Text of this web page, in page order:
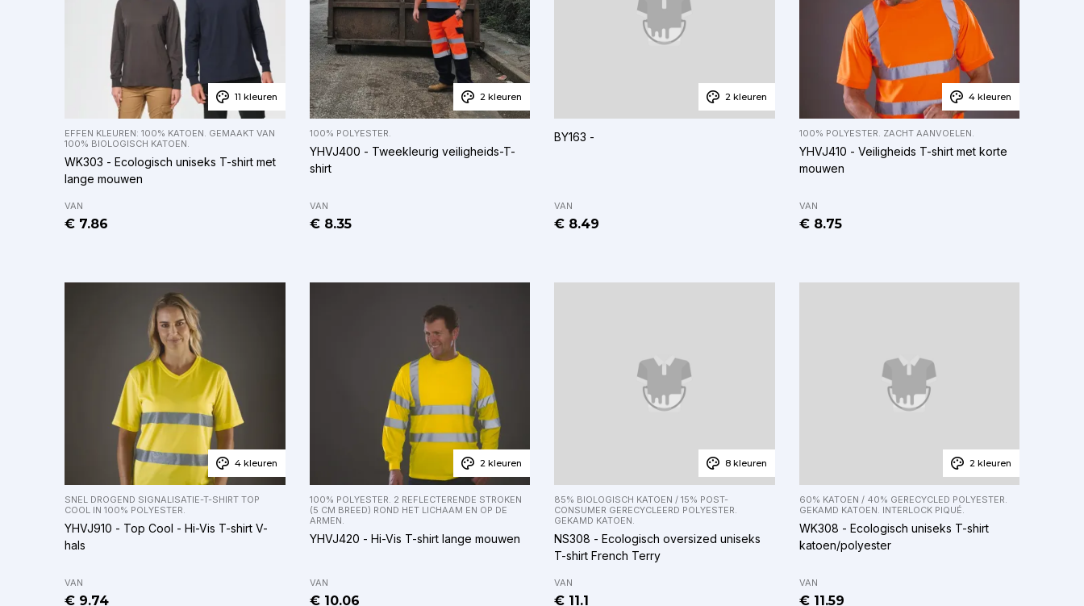
11 kleuren
EFFEN KLEUREN: 100% KATOEN. GEMAAKT VAN
100% BIOLOGISCH KATOEN.
WK303 - Ecologisch uniseks T-shirt met
lange mouwen
VAN
€ 7.86
2 kleuren
100% POLYESTER.
YHVJ400 - Tweekleurig veiligheids-T-
shirt
VAN
€ 8.35
2 kleuren
BY163 -
VAN
€ 8.49
4 kleuren
100% POLYESTER. ZACHT AANVOELEN.
YHVJ410 - Veiligheids T-shirt met korte
mouwen
VAN
€ 8.75
4 kleuren
SNEL DROGEND SIGNALISATIE-T-SHIRT TOP
COOL IN 100% POLYESTER.
YHVJ910 - Top Cool - Hi-Vis T-shirt V-
hals
VAN
€ 9.74
2 kleuren
100% POLYESTER. 2 REFLECTERENDE STROKEN
(5 CM BREED) ROND HET LICHAAM EN OP DE
ARMEN.
YHVJ420 - Hi-Vis T-shirt lange mouwen
VAN
€ 10.06
8 kleuren
85% BIOLOGISCH KATOEN / 15% POST-
CONSUMER GERECYCLEERD POLYESTER.
GEKAMD KATOEN.
NS308 - Ecologisch oversized uniseks
T-shirt French Terry
VAN
€ 11.1
2 kleuren
60% KATOEN / 40% GERECYCLED POLYESTER.
GEKAMD KATOEN. INTERLOCK PIQUÉ.
WK308 - Ecologisch uniseks T-shirt
katoen/polyester
VAN
€ 11.59